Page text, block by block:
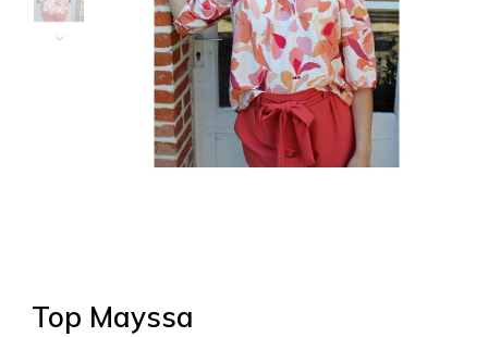
Top Mayssa